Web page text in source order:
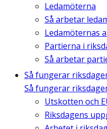
Ledamöterna
Så arbetar
Ledamöternas
Partierna i
Så arbetar
Så fungerar
Så fungerar
Utskotten och
Riksdagens